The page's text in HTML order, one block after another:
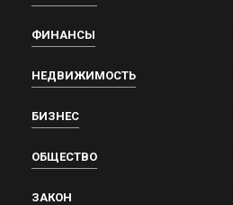
ФИНАНСЫ
НЕДВИЖИМОСТЬ
БИЗНЕС
ОБЩЕСТВО
ЗАКОН